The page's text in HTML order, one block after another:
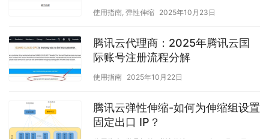
性伸缩策略
使用指南, 弹性伸缩 2025年10月23日
腾讯云代理商：2025年腾讯云国
际账号注册流程分解
使用指南 2025年10月22日
腾讯云弹性伸缩-如何为伸缩组设置
固定出口 IP？